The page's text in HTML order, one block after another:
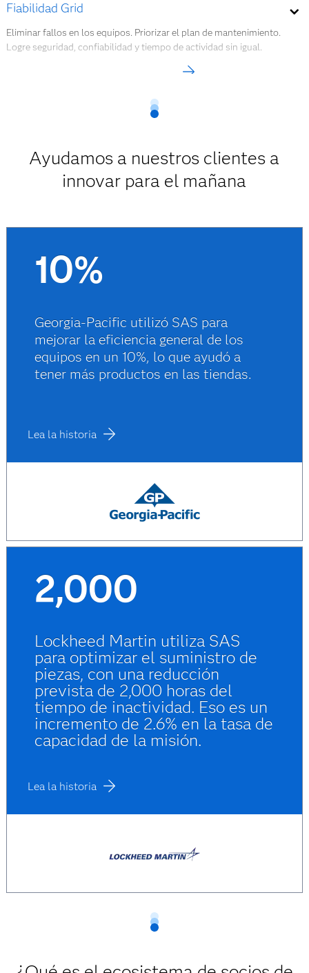
Fiabilidad Grid
Eliminar fallos en los equipos. Priorizar el plan de mantenimiento.
Logre seguridad, confiabilidad y tiempo de actividad sin igual.
Ayudamos a nuestros clientes a
innovar para el mañana
10%
Georgia-Pacific utilizó SAS para
mejorar la eficiencia general de los
equipos en un 10%, lo que ayudó a
tener más productos en las tiendas.
Lea la historia
2,000
Lockheed Martin utiliza SAS
para optimizar el suministro de
piezas, con una reducción
prevista de 2,000 horas del
tiempo de inactividad. Eso es un
incremento de 2.6% en la tasa de
capacidad de la misión.
Lea la historia